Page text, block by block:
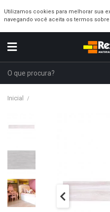
Utilizamos cookies para melhorar sua
navegando você aceita os termos
Inicial